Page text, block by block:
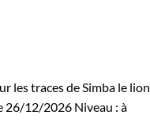
les traces de Simba le lion
26/12/2026 Niveau : à